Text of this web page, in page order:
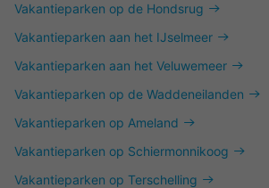
Vakantieparken op de Hondsrug
Vakantieparken aan het IJselmeer
Vakantieparken aan het Veluwemeer
Vakantieparken op de Waddeneilanden
Vakantieparken op Ameland
Vakantieparken op Schiermonnikoog
Vakantieparken op Terschelling